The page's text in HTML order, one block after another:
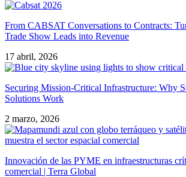
From CABSAT Conversations to Contracts:
Trade Show Leads into Revenue
17 abril, 2026
Securing Mission-Critical Infrastructure: Why
Solutions Work
2 marzo, 2026
Innovación de las PYME en infraestructuras
comercial | Terra Global